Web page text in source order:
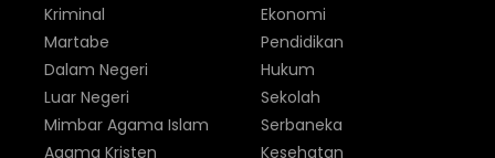
Kriminal
Martabe
Dalam Negeri
Luar Negeri
Ekonomi
Pendidikan
Hukum
Sekolah
Mimbar Agama Islam
Agama Kristen
Serbaneka
Kesehatan